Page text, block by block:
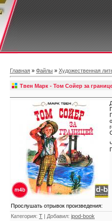
Главная » Файлы » Художественная
Твен Марк - Том Сойер за
Прослушать отрывок произведения:
Категория: Т | Добавил: ipod-book